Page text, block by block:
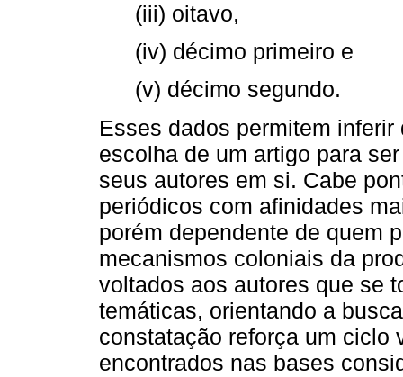
(iii) oitavo,
(iv) décimo primeiro e
(v) décimo segundo.
Esses dados permitem
escolha de um artigo para
seus autores em si. Cabe
periódicos com afinidades
porém dependente de quem
mecanismos coloniais da
voltados aos autores que se
temáticas, orientando a
constatação reforça um ciclo
encontrados nas bases